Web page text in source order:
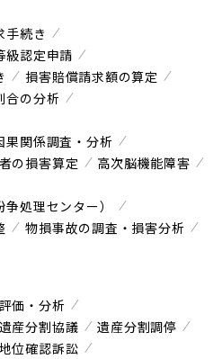
手続き
級認定申請
損害賠償請求額の算定
合の分析
果関係調査・分析
の損害算定
高次脳機能障害
処理センター）
物損事故の調査・損害分析
価・分析
遺産分割協議
遺産分割調停
位確認訴訟